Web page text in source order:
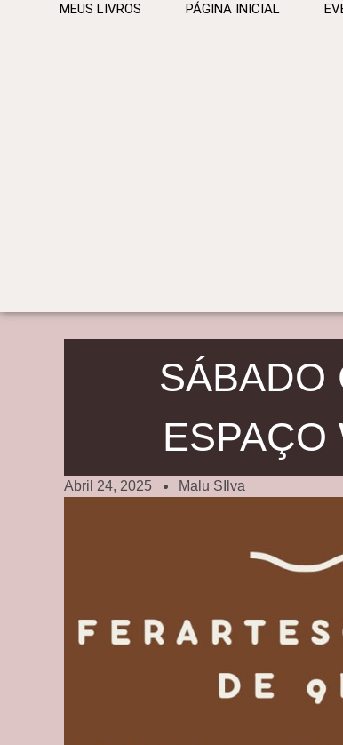
MEUS LIVROS PÁGINA INICIAL
SÁBADO
ESPAÇO
Abril 24, 2025 Malu SIlva